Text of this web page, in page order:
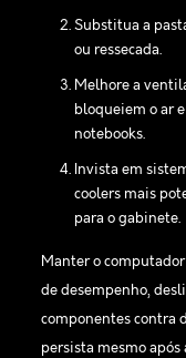
Substitua a
ou ressecada.
Melhore a
bloqueiem o ar
notebooks.
Invista em
coolers mais
para o gabinete.
Manter o
de desempenho,
componentes contra
persista mesmo